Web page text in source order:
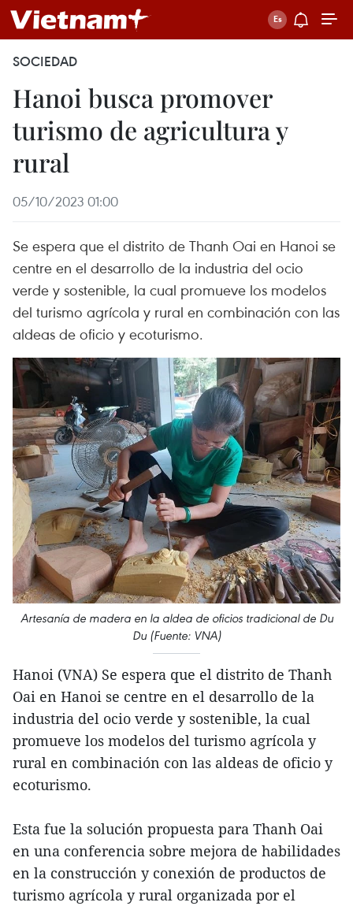
SOCIEDAD
Hanoi busca promover
turismo de agricultura y
rural
05/10/2023 01:00
Se espera que el distrito de Thanh Oai en Hanoi se
centre en el desarrollo de la industria del ocio
verde y sostenible, la cual promueve los modelos
del turismo agrícola y rural en combinación con las
aldeas de oficio y ecoturismo.
Artesanía de madera en la aldea de oficios tradicional de Du
Du (Fuente: VNA)
Hanoi (VNA) Se espera que el distrito de Thanh
Oai en Hanoi se centre en el desarrollo de la
industria del ocio verde y sostenible, la cual
promueve los modelos del turismo agrícola y
rural en combinación con las aldeas de oficio y
ecoturismo.
Esta fue la solución propuesta para Thanh Oai
en una conferencia sobre mejora de habilidades
en la construcción y conexión de productos de
turismo agrícola y rural organizada por el